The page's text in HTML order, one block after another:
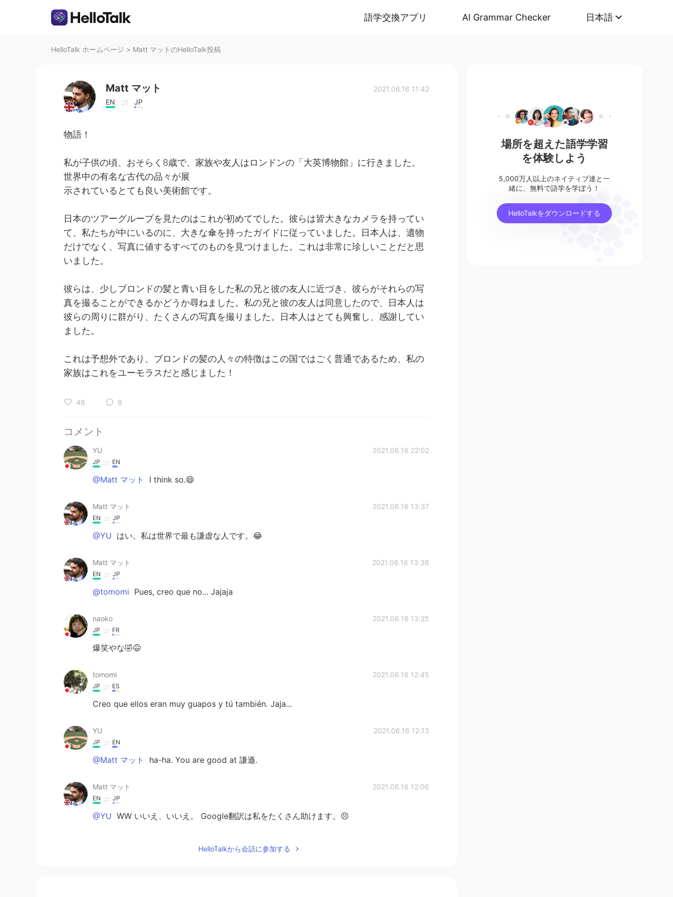
語学交換アプリ AI Grammar Checker 日本語
HelloTalk ホームページ > Matt マットのHelloTalk投稿
Matt マット
EN JP
2021.06.16 11:42
物語！
私が子供の頃、おそらく8歳で、家族や友人はロンドンの「大英博物館」に行きました。
世界中の有名な古代の品々が展
示されているとても良い美術館です。
日本のツアーグループを見たのはこれが初めてでした。彼らは皆大きなカメラを持ってい
て、私たちが中にいるのに、大きな傘を持ったガイドに従っていました。日本人は、遺物
だけでなく、写真に値するすべてのものを見つけました。これは非常に珍しいことだと思
いました。
彼らは、少しブロンドの髪と青い目をした私の兄と彼の友人に近づき、彼らがそれらの写
真を撮ることができるかどうか尋ねました。私の兄と彼の友人は同意したので、日本人は
彼らの周りに群がり、たくさんの写真を撮りました。日本人はとても興奮し、感謝してい
ました。
これは予想外であり、ブロンドの髪の人々の特徴はこの国ではごく普通であるため、私の
家族はこれをユーモラスだと感じました！
48 8
コメント
YU 2021.06.16 22:02
JP EN
@Matt マット I think so.😄
Matt マット 2021.06.16 13:37
EN JP
@YU はい。私は世界で最も謙虚な人です。😂
Matt マット 2021.06.16 13:36
EN JP
@tomomi Pues, creo que no... Jajaja
naoko 2021.06.16 13:25
JP FR
爆笑やな🤣😅
tomomi 2021.06.16 12:45
JP ES
Creo que ellos eran muy guapos y tú también. Jaja...
YU 2021.06.16 12:13
JP EN
@Matt マット ha-ha. You are good at 謙遜.
Matt マット 2021.06.16 12:06
EN JP
@YU WW いいえ、いいえ。 Google翻訳は私をたくさん助けます。😣
HelloTalkから会話に参加する
場所を超えた語学学習
を体験しよう
5,000万人以上のネイティブ達と一
緒に、無料で語学を学ぼう！
HelloTalkをダウンロードする